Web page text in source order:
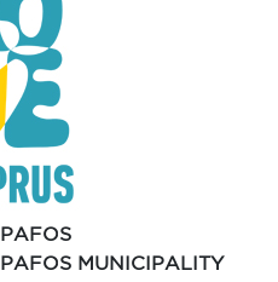
PAFOS
PAFOS MUNICIPALITY